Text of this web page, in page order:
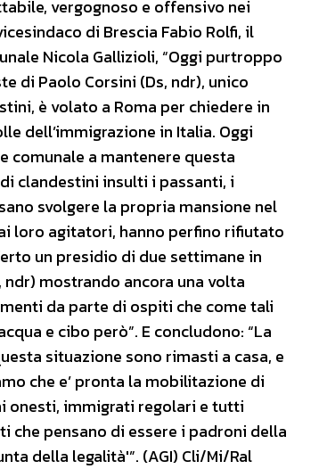
vergognoso e offensivo nei
di Brescia Fabio Rolfi, il
Nicola Gallizioli, “Oggi purtroppo
di Paolo Corsini (Ds, ndr), unico
è volato a Roma per chiedere in
dell’immigrazione in Italia. Oggi
comunale a mantenere questa
clandestini insulti i passanti, i
svolgere la propria mansione nel
loro agitatori, hanno perfino rifiutato
un presidio di due settimane in
mostrando ancora una volta
da parte di ospiti che come tali
e cibo però”. E concludono: “La
situazione sono rimasti a casa, e
che e’ pronta la mobilitazione di
onesti, immigrati regolari e tutti
pensano di essere i padroni della
della legalità'”. (AGI) Cli/Mi/Ral